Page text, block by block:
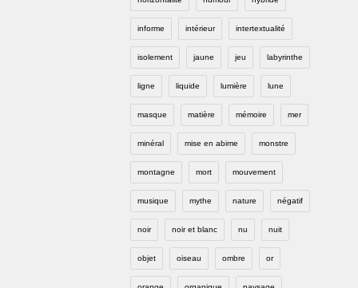
informe intérieur intertextualité
isolement jaune jeu labyrinthe
ligne liquide lumière lune
masque matière mémoire mer
minéral mise en abime monstre
montagne mort mouvement
musique mythe nature négatif
noir noir et blanc nu nuit
objet oiseau ombre or